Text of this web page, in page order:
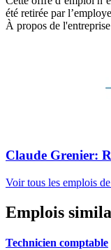
été retirée par
À propos de l'entreprise
Claude Grenier:
Voir tous les emplois
Emplois
Technicien comptable